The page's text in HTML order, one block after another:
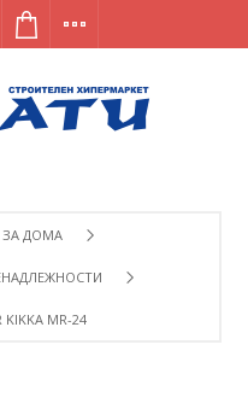
ЗА ДОМА
MR-2435, 24Х11СМ, 4.5Л Х